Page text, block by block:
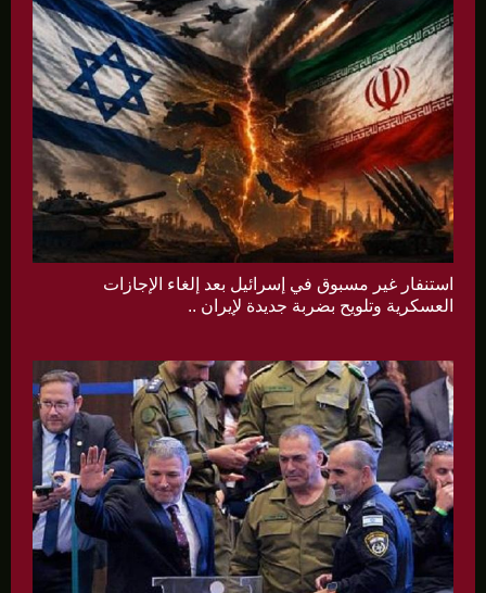
استنفار غير مسبوق في إسرائيل بعد إلغاء الإجازات
العسكرية وتلويح بضربة جديدة لإيران ..